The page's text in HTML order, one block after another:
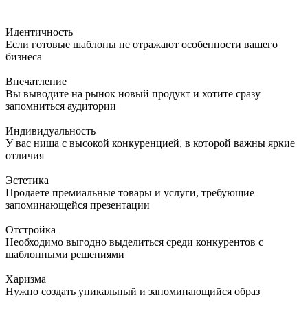
Идентичность
Если готовые шаблоны не отражают особенности вашего
бизнеса
Впечатление
Вы выводите на рынок новый продукт и хотите сразу
запомниться аудитории
Индивидуальность
У вас ниша с высокой конкуренцией, в которой важны яркие
отличия
Эстетика
Продаете премиальные товары и услуги, требующие
запоминающейся презентации
Отстройка
Необходимо выгодно выделиться среди конкурентов с
шаблонными решениями
Харизма
Нужно создать уникальный и запоминающийся образ